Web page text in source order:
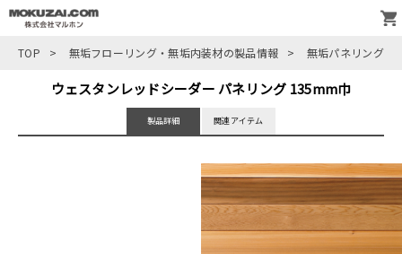
TOP > 無垢フローリング・無垢内装材の製品情報 > 無垢パネリング
ウェスタンレッドシーダー パネリング 135mm巾
製品詳細 関連アイテム